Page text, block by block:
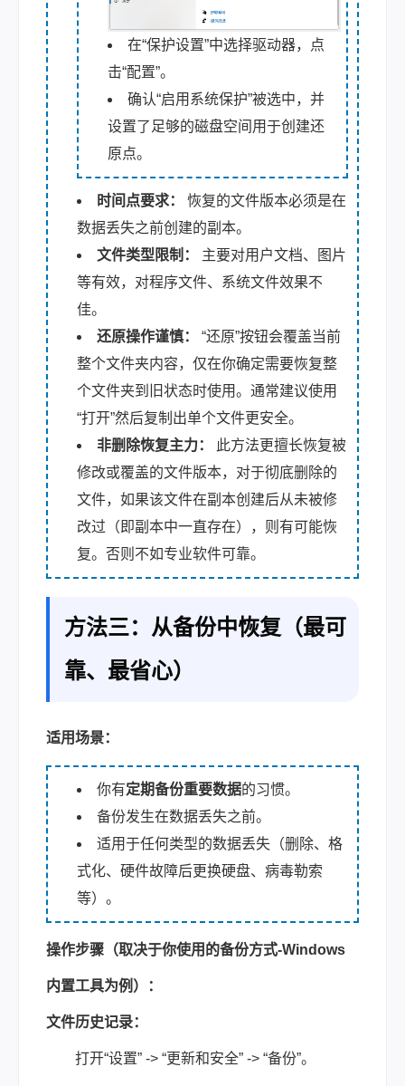
在“保护设置”中选择驱动器，点
击“配置”。
确认“启用系统保护”被选中，并
设置了足够的磁盘空间用于创建还
原点。
时间点要求：
恢复的文件版本必须是在
数据丢失之前创建的副本。
文件类型限制：
主要对用户文档、图片
等有效，对程序文件、系统文件效果不
佳。
还原操作谨慎：
“还原”按钮会覆盖当前
整个文件夹内容，仅在你确定需要恢复整
个文件夹到旧状态时使用。通常建议使用
“打开”然后复制出单个文件更安全。
非删除恢复主力：
此方法更擅长恢复被
修改或覆盖的文件版本，对于彻底删除的
文件，如果该文件在副本创建后从未被修
改过（即副本中一直存在），则有可能恢
复。否则不如专业软件可靠。
方法三：从备份中恢复（最可
靠、最省心）
适用场景：
你有定期备份重要数据的习惯。
备份发生在数据丢失之前。
适用于任何类型的数据丢失（删除、格
式化、硬件故障后更换硬盘、病毒勒索
等）。
操作步骤（取决于你使用的备份方式-Windows
内置工具为例 ）：
文件历史记录：
打开“设置” -> “更新和安全” -> “备份”。